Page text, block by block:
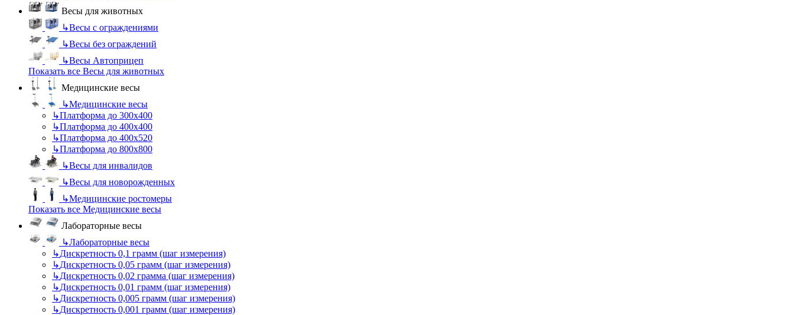
Весы для животных
↳Весы с ограждениями
↳Весы без ограждений
↳Весы Автоприцеп
Показать все Весы для животных
Медицинские весы
↳Медицинские весы
↳Платформа до 300х400
↳Платформа до 400х400
↳Платформа до 400х520
↳Платформа до 800х800
↳Весы для инвалидов
↳Весы для новорожденных
↳Медицинские ростомеры
Показать все Медицинские весы
Лабораторные весы
↳Лабораторные весы
↳Дискретность 0,1 грамм (шаг измерения)
↳Дискретность 0,05 грамм (шаг измерения)
↳Дискретность 0,02 грамма (шаг измерения)
↳Дискретность 0,01 грамм (шаг измерения)
↳Дискретность 0,005 грамм (шаг измерения)
↳Дискретность 0,001 грамм (шаг измерения)